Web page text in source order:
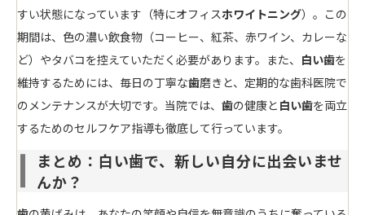
すい状態になっています（特にオフィスホワイトニング）。この
期間は、色の濃い飲食物（コーヒー、紅茶、赤ワイン、カレーな
ど）やタバコを控えていただく必要があります。また、 白い歯を
維持するためには、毎日の丁寧な歯磨きと、定期的な歯科医院で
のメンテナンスが大切です。当院では、 歯の健康と 白い歯を両立
するためのセルフケア指導も徹底して行っています。
まとめ：白い歯で、新しい自分に出会いませ
んか？